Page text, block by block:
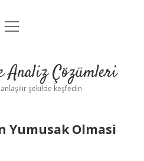
Uyarı
menüyü
Analiz Çözümleri
şekilde keşfedin
Yumusak Olmasi